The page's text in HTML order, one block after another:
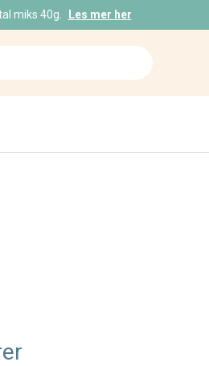
miks 40g. Les mer her